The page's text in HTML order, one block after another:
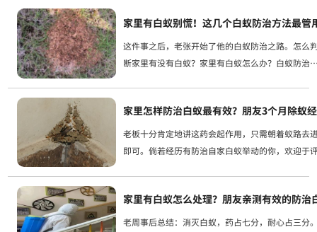
家里有白蚁别慌！这几个白蚁防治方法最管
这件事之后，老张开始了他的白蚁防治之路。怎么
断家里有没有白蚁？家里有白蚁怎么办？白蚁防治
效果的白蚁防治办...
家里怎样防治白蚁最有效？朋友3个月除蚁
老板十分肯定地讲这药会起作用，只需朝着蚁路去
即可。倘若经历有防治自家白蚁举动的你，欢迎于
家里有白蚁怎么处理？朋友亲测有效的防治
老周事后总结：消灭白蚁，药占七分，耐心占三分